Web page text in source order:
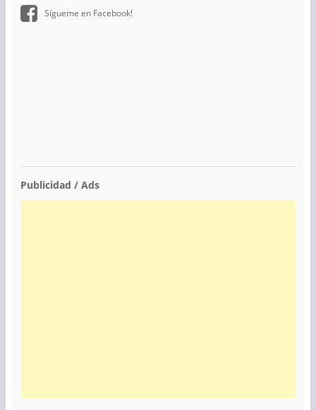
Sígueme en Facebook!
Publicidad / Ads